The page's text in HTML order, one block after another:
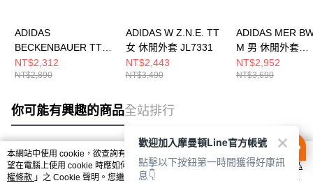
ADIDAS
BECKENBAUER TT
男 休閒外套 KE3527
NT$2,312
NT$2,890
ADIDAS W Z.N.E. TT
女 休閒外套 JL7331
NT$2,443
NT$3,490
ADIDAS MER
M 男 休閒外套
KT5128
NT$2,952
NT$3,690
你可能有興趣的商品全站排行
熱門標籤
本網站中使用 cookie，欲查詢有關本網站使用 cookie 方式之詳情，及若您不希
望在電腦上使用 cookie 時應如何變更電腦的 cookie 設定，請參閱本網站「
隱私
權條款 」之 Cookie 聲明。您繼續使用本網站即表示您同意本公司得按本網站使
歡迎加入摩曼頓Line官方帳號
點擊以下按鈕第一時間獲得好康訊
息👇